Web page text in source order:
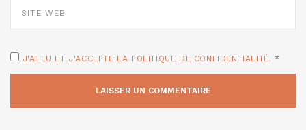
WEB
J'AI LU ET J'ACCEPTE LA POLITIQUE DE CONFIDENTIALITÉ. *